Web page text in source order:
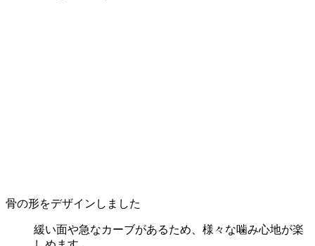
骨の形をデザインしました
緩い面や急なカーブがあるため、様々な噛み心地が楽